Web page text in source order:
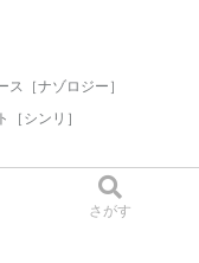
さがす
ス［ナゾロジー］
［シンリ］